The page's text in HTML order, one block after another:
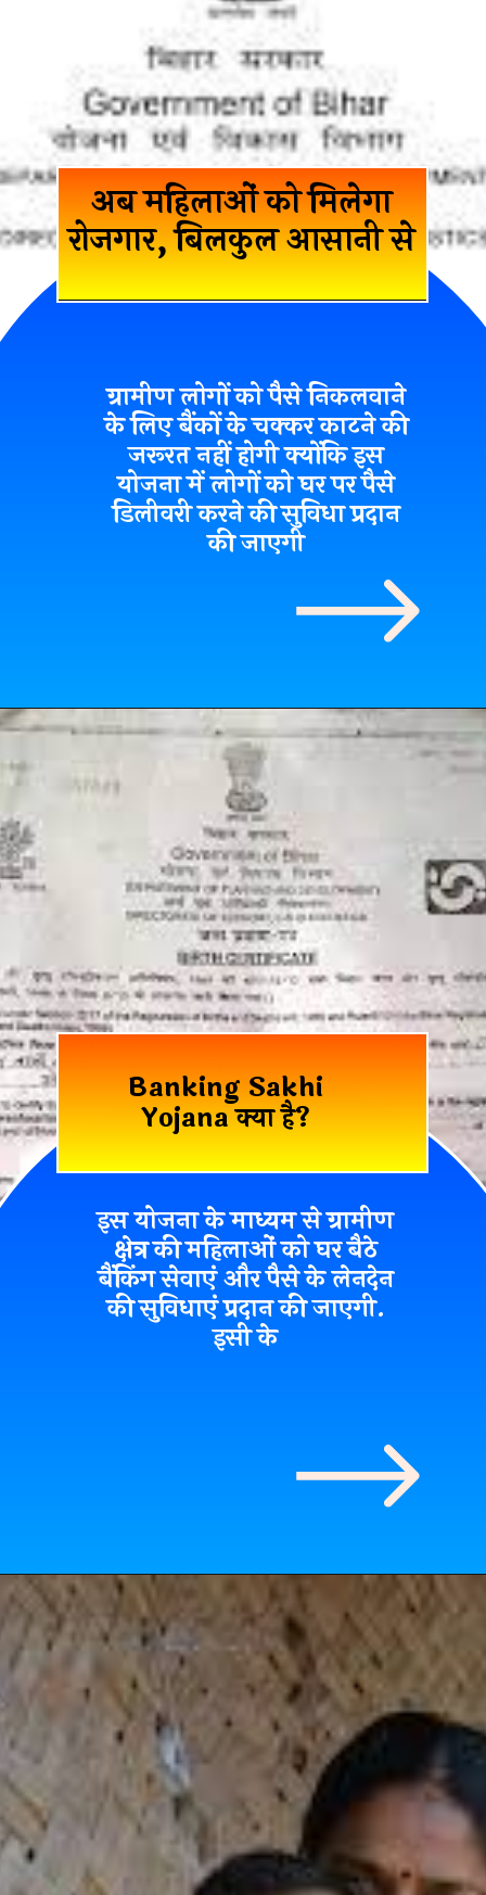
अब महिलाओं को मिलेगा
रोजगार, बिलकुल आसानी से
ग्रामीण लोगों को पैसे निकलवाने
के लिए बैंकों के चक्कर काटने की
जरूरत नहीं होगी क्योंकि इस
योजना में लोगों को घर पर पैसे
डिलीवरी करने की सुविधा प्रदान
की जाएगी
Banking Sakhi
Yojana क्या है?
इस योजना के माध्यम से ग्रामीण
क्षेत्र की महिलाओं कोघर बैठे
बैंकिंग सेवाएं और पैसे के लेनदेन
की सुविधाएंप्रदान की जाएगी.
इसी के